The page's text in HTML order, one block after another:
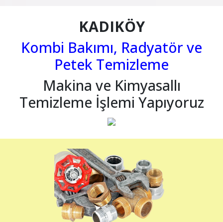
KADIKÖY
Kombi Bakımı, Radyatör ve
Petek Temizleme
Makina ve Kimyasallı
Temizleme İşlemi Yapıyoruz